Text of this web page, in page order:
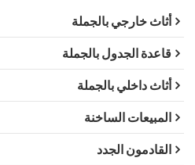
أثاث خارجي بالجملة
قاعدة الجدول بالجملة
أثاث داخلي بالجملة
المبيعات الساخنة
القادمون الجدد